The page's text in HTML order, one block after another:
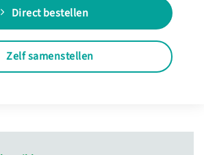
Direct bestellen
Zelf samenstellen